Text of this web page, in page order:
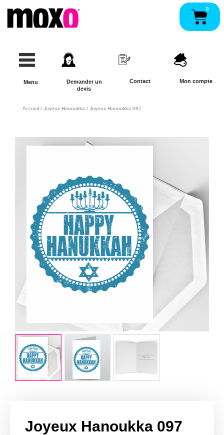
contenu
0
Menu
Demander un
devis
Contact Mon compte
Accueil / Joyeux Hanoukka / Joyeux Hanoukka 097
Joyeux Hanoukka 097